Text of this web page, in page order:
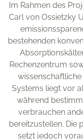
Im Rahmen des
Carl von Ossietzky
bestehenden
Rechenzentrum
Systems liegt vor
während
verbrauchen
bereitzustellen. Die
setzt jedoch